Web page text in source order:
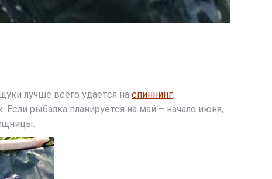
лучше всего удается на спиннинг.
рыбалка планируется на май – начало июня,